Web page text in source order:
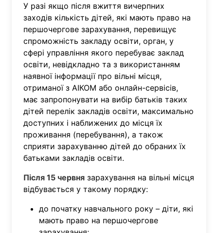
У разі якщо після вжиття вичерпних
заходів кількість дітей, які мають право на
першочергове зарахування, перевищує
спроможність закладу освіти, орган, у
сфері управління якого перебуває заклад
освіти, невідкладно та з використанням
наявної інформації про вільні місця,
отриманої з АІКОМ або онлайн-сервісів,
має запропонувати на вибір батьків таких
дітей перелік закладів освіти, максимально
доступних і наближених до місця їх
проживання (перебування), а також
сприяти зарахуванню дітей до обраних їх
батьками закладів освіти.
Після 15 червня зарахування на вільні місця
відбувається у такому порядку:
до початку навчального року – діти, які
мають право на першочергове